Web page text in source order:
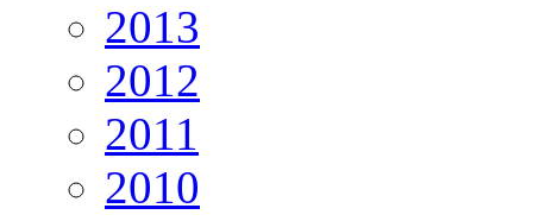
2013
2012
2011
2010